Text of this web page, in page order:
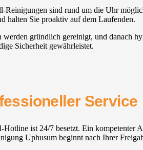
sind rund um die Uhr
halten Sie proaktiv auf dem Laufenden.
gründlich gereinigt, und
Sicherheit gewährleistet.
Service
ist 24/7 besetzt. Ein
Uphusum beginnt nach Ihrer